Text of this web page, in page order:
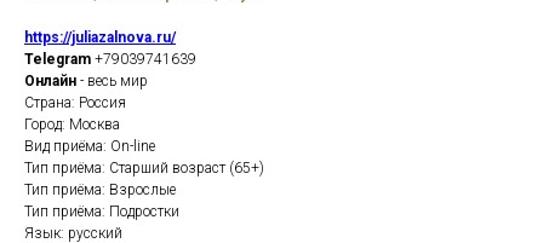
https://juliazalnova.ru/
Telegram +79039741639
Онлайн - весь мир
Страна: Россия
Город: Москва
Вид приёма: On-line
Тип приёма: Старший возраст (65+)
Тип приёма: Взрослые
Тип приёма: Подростки
Язык: русский